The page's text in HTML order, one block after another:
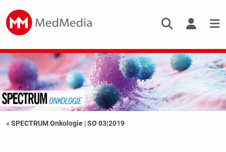
« SPECTRUM Onkologie |SO 03|2019